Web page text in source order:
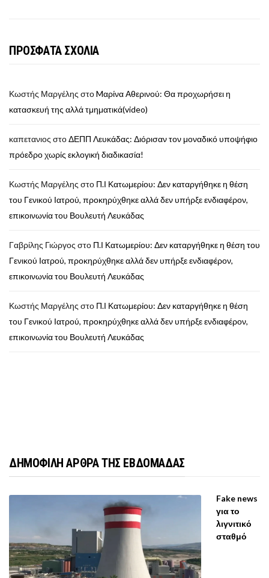
ΠΡΟΣΦΑΤΑ ΣΧΟΛΙΑ
Κωστής Μαργέλης στοMαρίνα Αθερινού: Θα προχωρήσει η
κατασκευή της αλλά τμηματικά(video)
καπετανιος στοΔΕΠΠ Λευκάδας: Διόρισαν τον μοναδικό υποψήφιο
πρόεδρο χωρίς εκλογική διαδικασία!
Κωστής Μαργέλης στο Π.Ι Κατωμερίου: Δεν καταργήθηκε η θέση
του Γενικού Ιατρού, προκηρύχθηκε αλλά δεν υπήρξε ενδιαφέρον,
επικοινωνία του Βουλευτή Λευκάδας
Γαβρίλης Γιώργος στο Π.Ι Κατωμερίου: Δεν καταργήθηκε η θέση του
Γενικού Ιατρού, προκηρύχθηκε αλλά δεν υπήρξε ενδιαφέρον,
επικοινωνία του Βουλευτή Λευκάδας
Κωστής Μαργέλης στο Π.Ι Κατωμερίου: Δεν καταργήθηκε η θέση
του Γενικού Ιατρού, προκηρύχθηκε αλλά δεν υπήρξε ενδιαφέρον,
επικοινωνία του Βουλευτή Λευκάδας
ΔΗΜΟΦΙΛΗ ΑΡΘΡΑ ΤΗΣ ΕΒΔΟΜΑΔΑΣ
Fake news
για το
λιγνιτικό
σταθμό